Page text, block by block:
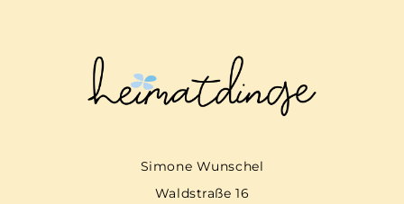
Simone Wunschel
Waldstraße 16